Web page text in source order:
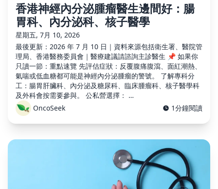
香港神經內分泌腫瘤醫生邊間好：腸
胃科、內分泌科、核子醫學
星期五, 7月 10, 2026
最後更新：2026 年 7 月 10 日｜資料來源包括衛生署、醫院管
理局、香港醫務委員會｜醫療建議請諮詢主診醫生 📌 如果你
只讀一節：重點速覽 先評估症狀：反覆腹痛腹瀉、面紅潮熱、
氣喘或低血糖都可能是神經內分泌腫瘤的警號。 了解專科分
工：腸胃肝臟科、內分泌及糖尿科、臨床腫瘤科、核子醫學科
及外科會按需要參與。 公私營選擇： …
OncoSeek
1分鐘閱讀